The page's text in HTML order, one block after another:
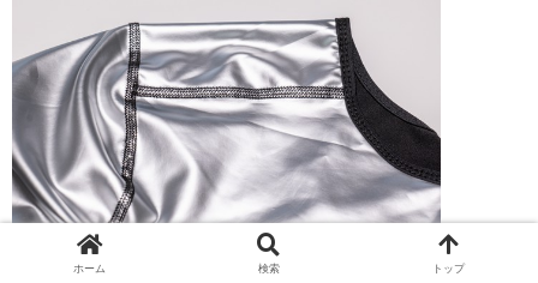
ホーム 検索 トップ